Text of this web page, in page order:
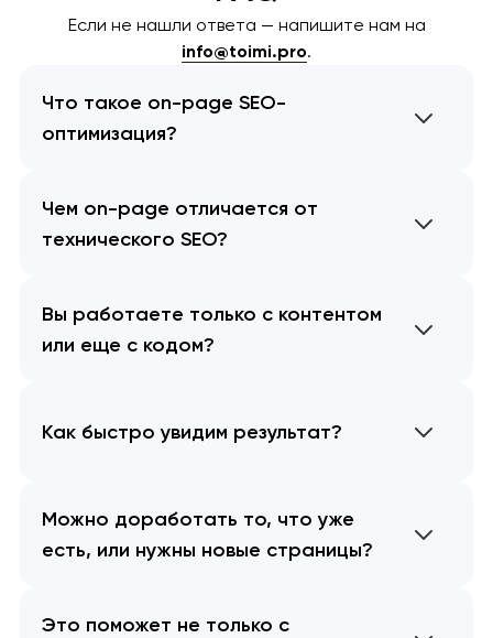
Если не нашли ответа — напишите нам на
info@toimi.pro.
Что такое on-page SEO-
оптимизация?
Чем on-page отличается от
технического SEO?
Вы работаете только с контентом
или еще с кодом?
Как быстро увидим результат?
Можно доработать то, что уже
есть, или нужны новые страницы?
Это поможет не только с